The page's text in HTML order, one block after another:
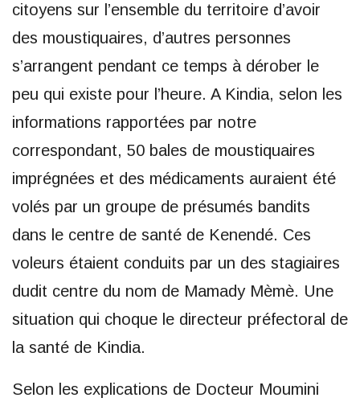
citoyens sur l’ensemble du territoire d’avoir
des moustiquaires, d’autres personnes
s’arrangent pendant ce temps à dérober le
peu qui existe pour l’heure. A Kindia, selon les
informations rapportées par notre
correspondant, 50 bales de moustiquaires
imprégnées et des médicaments auraient été
volés par un groupe de présumés bandits
dans le centre de santé de Kenendé. Ces
voleurs étaient conduits par un des stagiaires
dudit centre du nom de Mamady Mèmè. Une
situation qui choque le directeur préfectoral de
la santé de Kindia.
Selon les explications de Docteur Moumini